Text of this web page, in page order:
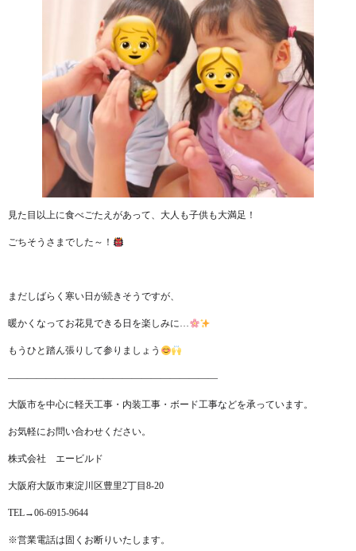
見た目以上に食べごたえがあって、大人も子供も大満足！
ごちそうさまでした～！
まだしばらく寒い日が続きそうですが、
暖かくなってお花見できる日を楽しみに…
もうひと踏ん張りして参りましょう
——————————————————————
大阪市を中心に軽天工事・内装工事・ボード工事などを承っています。
お気軽にお問い合わせください。
株式会社 エービルド
大阪府大阪市東淀川区豊里2丁目8-20
TEL→06-6915-9644
※営業電話は固くお断りいたします。